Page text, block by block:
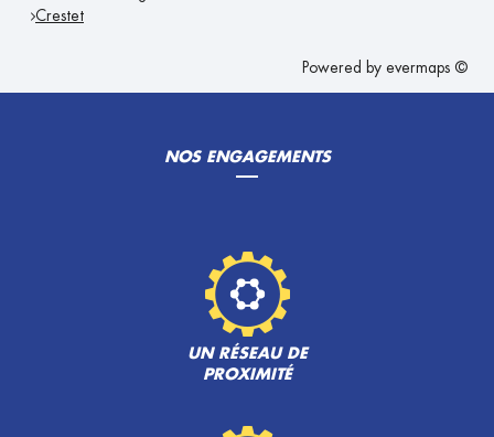
Crestet
Powered by evermaps ©
NOS ENGAGEMENTS
UN RÉSEAU DE
PROXIMITÉ